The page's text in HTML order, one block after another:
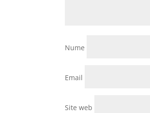
Nume
Email
Site web